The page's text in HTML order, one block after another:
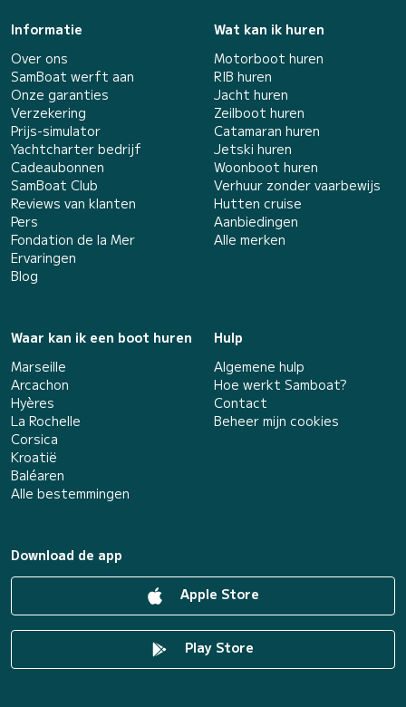
Informatie
Over ons
SamBoat werft aan
Onze garanties
Verzekering
Prijs-simulator
Yachtcharter bedrijf
Cadeaubonnen
SamBoat Club
Reviews van klanten
Pers
Fondation de la Mer
Ervaringen
Blog
Wat kan ik huren
Motorboot huren
RIB huren
Jacht huren
Zeilboot huren
Catamaran huren
Jetski huren
Woonboot huren
Verhuur zonder vaarbewijs
Hutten cruise
Aanbiedingen
Alle merken
Waar kan ik een boot huren
Marseille
Arcachon
Hyères
La Rochelle
Corsica
Kroatië
Baléaren
Alle bestemmingen
Hulp
Algemene hulp
Hoe werkt Samboat?
Contact
Beheer mijn cookies
Download de app
Apple Store
Play Store